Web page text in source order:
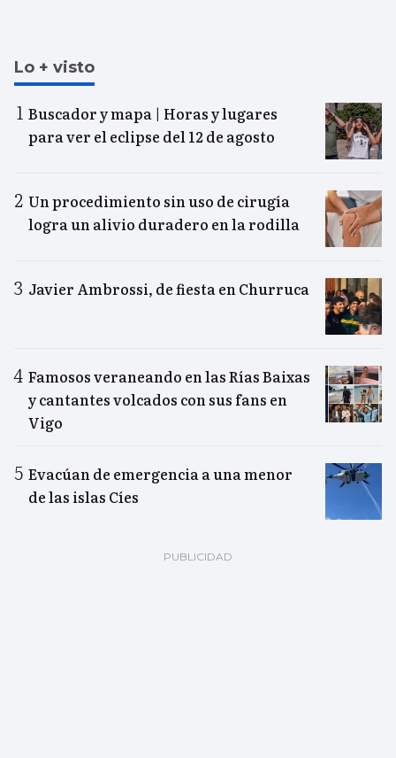
Lo + visto
Buscador y mapa | Horas y lugares
para ver el eclipse del 12 de agosto
Un procedimiento sin uso de cirugía
logra un alivio duradero en la rodilla
Javier Ambrossi, de fiesta en Churruca
Famosos veraneando en las Rías Baixas
y cantantes volcados con sus fans en
Vigo
Evacúan de emergencia a una menor
de las islas Cíes